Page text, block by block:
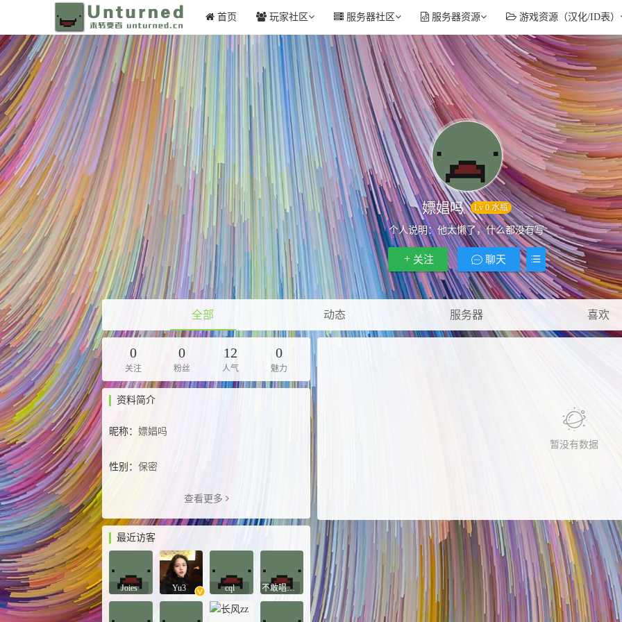
首页 玩家社区 服务器社区 服务器资源 游戏资源（汉化/ID表）
嫖娼吗 Lv 0.水瓶
个人说明：他太懒了，什么都没有写
关注 聊天
全部 动态 服务器 喜欢
0
关注
0
粉丝
12
人气
0
魅力
资料简介
昵称： 嫖娼吗
性别： 保密
查看更多
最近访客
Joies Yu3 cql 不敢唱歌的若若
暂没有数据